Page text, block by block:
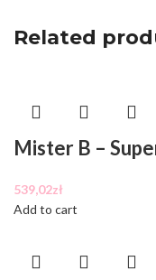
Related
Mister B –
539,02zł
Add to cart